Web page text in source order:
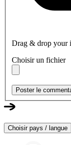
Drag & drop your
Choisir un fichier
Poster le
Choisir pays / langue